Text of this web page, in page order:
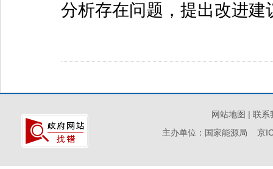
分析存在问题，提出改进